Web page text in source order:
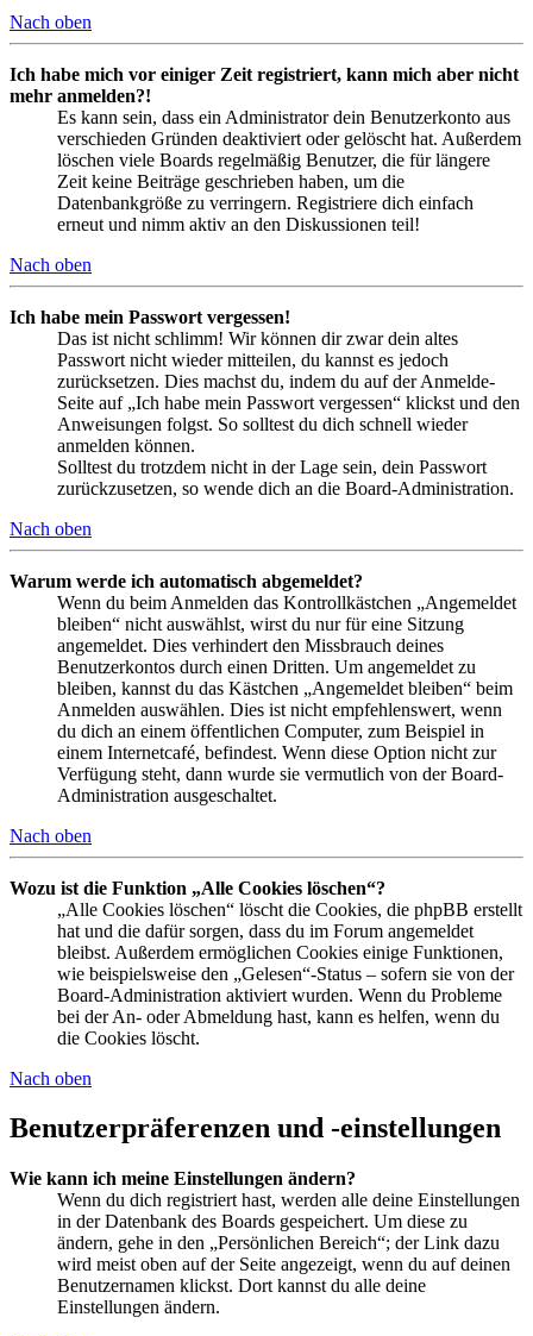
Nach oben
Ich habe mich vor einiger Zeit registriert, kann mich aber nicht
mehr anmelden?!
Es kann sein, dass ein Administrator dein Benutzerkonto aus
verschieden Gründen deaktiviert oder gelöscht hat. Außerdem
löschen viele Boards regelmäßig Benutzer, die für längere
Zeit keine Beiträge geschrieben haben, um die
Datenbankgröße zu verringern. Registriere dich einfach
erneut und nimm aktiv an den Diskussionen teil!
Nach oben
Ich habe mein Passwort vergessen!
Das ist nicht schlimm! Wir können dir zwar dein altes
Passwort nicht wieder mitteilen, du kannst es jedoch
zurücksetzen. Dies machst du, indem du auf der Anmelde-
Seite auf „Ich habe mein Passwort vergessen“ klickst und den
Anweisungen folgst. So solltest du dich schnell wieder
anmelden können.
Solltest du trotzdem nicht in der Lage sein, dein Passwort
zurückzusetzen, so wende dich an die Board-Administration.
Nach oben
Warum werde ich automatisch abgemeldet?
Wenn du beim Anmelden das Kontrollkästchen „Angemeldet
bleiben“ nicht auswählst, wirst du nur für eine Sitzung
angemeldet. Dies verhindert den Missbrauch deines
Benutzerkontos durch einen Dritten. Um angemeldet zu
bleiben, kannst du das Kästchen „Angemeldet bleiben“ beim
Anmelden auswählen. Dies ist nicht empfehlenswert, wenn
du dich an einem öffentlichen Computer, zum Beispiel in
einem Internetcafé, befindest. Wenn diese Option nicht zur
Verfügung steht, dann wurde sie vermutlich von der Board-
Administration ausgeschaltet.
Nach oben
Wozu ist die Funktion „Alle Cookies löschen“?
„Alle Cookies löschen“ löscht die Cookies, die phpBB erstellt
hat und die dafür sorgen, dass du im Forum angemeldet
bleibst. Außerdem ermöglichen Cookies einige Funktionen,
wie beispielsweise den „Gelesen“-Status – sofern sie von der
Board-Administration aktiviert wurden. Wenn du Probleme
bei der An- oder Abmeldung hast, kann es helfen, wenn du
die Cookies löscht.
Nach oben
Benutzerpräferenzen und -einstellungen
Wie kann ich meine Einstellungen ändern?
Wenn du dich registriert hast, werden alle deine Einstellungen
in der Datenbank des Boards gespeichert. Um diese zu
ändern, gehe in den „Persönlichen Bereich“; der Link dazu
wird meist oben auf der Seite angezeigt, wenn du auf deinen
Benutzernamen klickst. Dort kannst du alle deine
Einstellungen ändern.